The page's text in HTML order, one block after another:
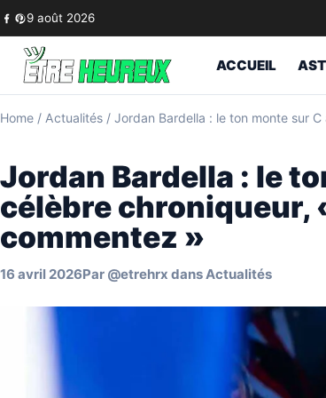
Skip to content
9 août 2026
ACCUEIL
Home / Actualités / Jordan Bardella : le ton monte sur
Jordan Bardella : le
célèbre chroniqueur,
commentez »
16 avril 2026Par @etrehrx dansActualités